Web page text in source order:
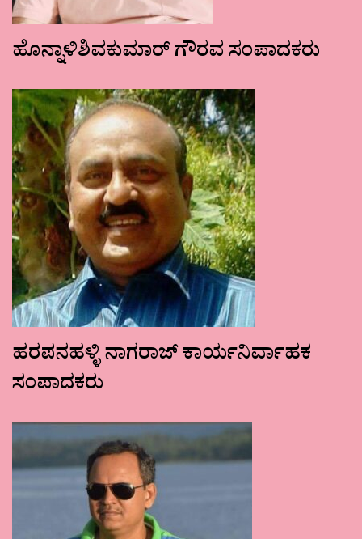
ಹೊನ್ನಾಳಿಶಿವಕುಮಾರ್ ಗೌರವ ಸಂಪಾದಕರು
ಹರಪನಹಳ್ಳಿ ನಾಗರಾಜ್ ಕಾರ್ಯನಿರ್ವಾಹಕ
ಸಂಪಾದಕರು